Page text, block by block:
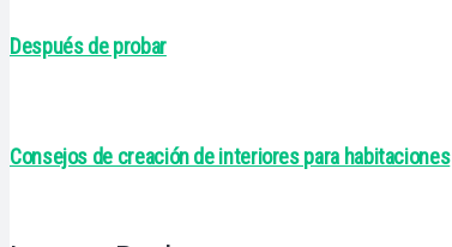
Después de probar
Consejos de creación de interiores para habitaciones